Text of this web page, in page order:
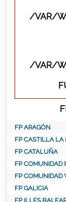
/VAR/
/VAR/
FP ARAGÓN
FP CASTILLA LA
FP CATALUÑA
FP COMUNIDAD
FP COMUNIDAD
FP GALICIA
FP ILLES